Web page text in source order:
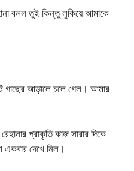
বলল তুই কিন্তু লুকিয়ে আমাকে
আড়ালে চলে গেল। আমার
প্রাকৃতি কাজ সারার দিকে
একবার দেখে নিল।